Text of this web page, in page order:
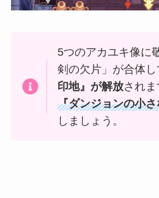
5つのアカユキ像に
剣の欠片」が合体し
印地』が解放され
『ダンジョンの小
しましょう。